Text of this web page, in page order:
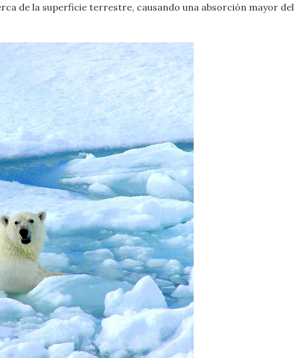
de la superficie terrestre, causando una absorción mayor del